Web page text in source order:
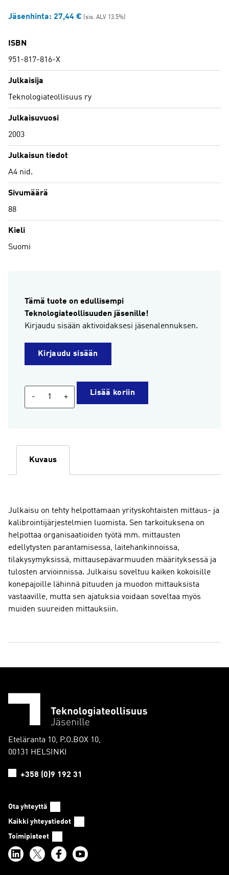
Jäsenhinta: 27,44 € (sis. ALV 13.5%)
ISBN
951-817-816-X
Julkaisija
Teknologiateollisuus ry
Julkaisuvuosi
2003
Julkaisun tiedot
A4 nid.
Sivumäärä
88
Kieli
Suomi
Tämä tuote on edullisempi
Teknologiateollisuuden jäsenille!
Kirjaudu sisään aktivoidaksesi jäsenalennuksen.
Kirjaudu sisään
-
Konepajatekniset
+ Lisää koriin
Kuvaus
Julkaisu on tehty helpottamaan yrityskohtaisten mittaus- ja
kalibrointijärjestelmien luomista. Sen tarkoituksena on
helpottaa organisaatioiden työtä mm. mittausten
edellytysten parantamisessa, laitehankinnoissa,
tilakysymyksissä, mittausepävarmuuden määrityksessä ja
tulosten arvioinnissa. Julkaisu soveltuu kaiken kokoisille
konepajoille lähinnä pituuden ja muodon mittauksista
vastaaville, mutta sen ajatuksia voidaan soveltaa myös
muiden suureiden mittauksiin.
Eteläranta 10, P.O.BOX 10,
00131 HELSINKI
+358 (0)9 192 31
Ota yhteyttä
Kaikki yhteystiedot
Toimipisteet